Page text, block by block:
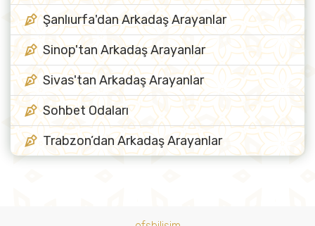
Şanlıurfa'dan Arkadaş Arayanlar
Sinop'tan Arkadaş Arayanlar
Sivas'tan Arkadaş Arayanlar
Sohbet Odaları
Trabzon’dan Arkadaş Arayanlar